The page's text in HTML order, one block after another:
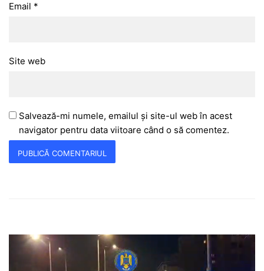
Email *
Site web
Salvează-mi numele, emailul și site-ul web în acest
navigator pentru data viitoare când o să comentez.